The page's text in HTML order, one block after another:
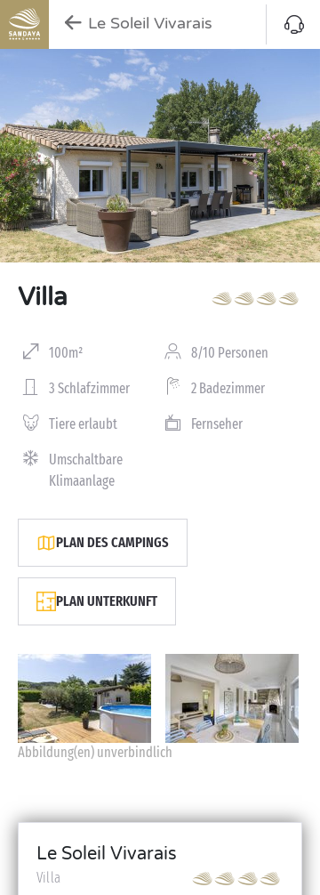
Le Soleil Vivarais
Villa
100m² 8/10 Personen
3 Schlafzimmer 2 Badezimmer
Tiere erlaubt Fernseher
Umschaltbare
Klimaanlage
PLAN DES CAMPINGS
PLAN UNTERKUNFT
Abbildung(en) unverbindlich
Le Soleil Vivarais
Villa